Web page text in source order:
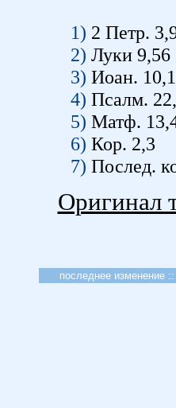
1) 2 Петр.
2) Луки 9,56
3) Иоан.
4) Псалм.
5) Матф.
6) Кор. 2,3
7) Послед.
Оригинал
последнее изменение